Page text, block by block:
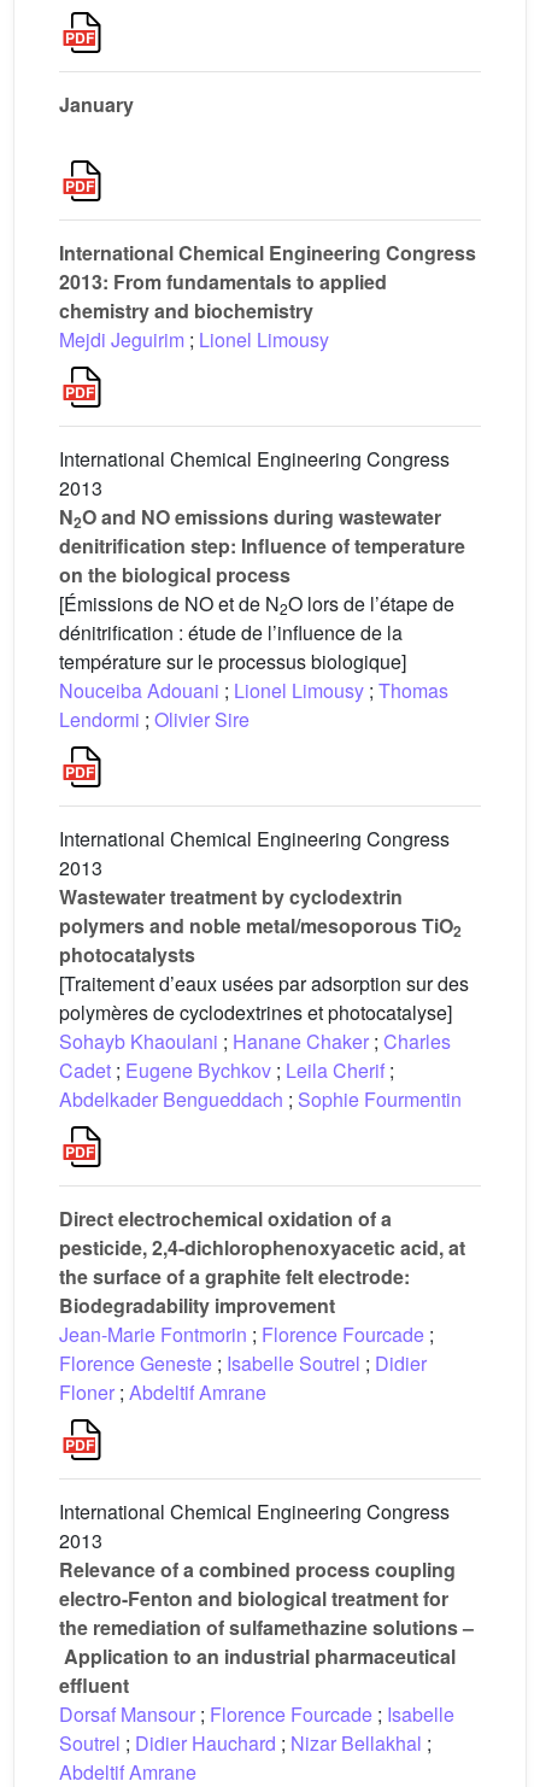
January
International Chemical Engineering Congress
2013: From fundamentals to applied
chemistry and biochemistry
Mejdi Jeguirim ; Lionel Limousy
International Chemical Engineering Congress
2013
N2O and NO emissions during wastewater
denitrification step: Influence of temperature
on the biological process
[Émissions de NO et de N2O lors de l’étape de
dénitrification : étude de l’influence de la
température sur le processus biologique]
Nouceiba Adouani ; Lionel Limousy ; Thomas
Lendormi ; Olivier Sire
International Chemical Engineering Congress
2013
Wastewater treatment by cyclodextrin
polymers and noble metal/mesoporous TiO2
photocatalysts
[Traitement d’eaux usées par adsorption sur des
polymères de cyclodextrines et photocatalyse]
Sohayb Khaoulani ; Hanane Chaker ; Charles
Cadet ; Eugene Bychkov ; Leila Cherif ;
Abdelkader Bengueddach ; Sophie Fourmentin
Direct electrochemical oxidation of a
pesticide, 2,4-dichlorophenoxyacetic acid, at
the surface of a graphite felt electrode:
Biodegradability improvement
Jean-Marie Fontmorin ; Florence Fourcade ;
Florence Geneste ; Isabelle Soutrel ; Didier
Floner ; Abdeltif Amrane
International Chemical Engineering Congress
2013
Relevance of a combined process coupling
electro-Fenton and biological treatment for
the remediation of sulfamethazine solutions –
Application to an industrial pharmaceutical
effluent
Dorsaf Mansour ; Florence Fourcade ; Isabelle
Soutrel ; Didier Hauchard ; Nizar Bellakhal ;
Abdeltif Amrane